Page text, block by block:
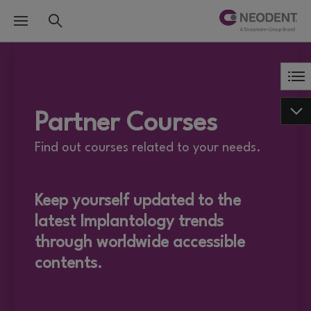
Partner Courses
Find out courses related to your needs.
Keep yourself updated to the
latest Implantology trends
through worldwide accessible
contents.